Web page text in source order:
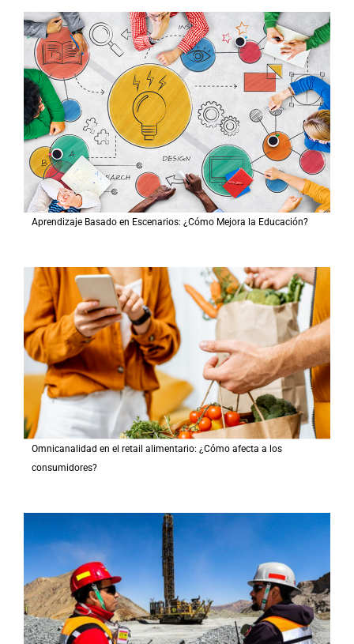
Aprendizaje Basado en Escenarios: ¿Cómo Mejora la Educación?
Omnicanalidad en el retail alimentario: ¿Cómo afecta a los
consumidores?